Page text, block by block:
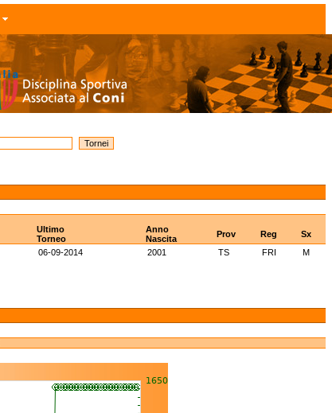
Ultimo
Torneo
Anno
Nascita
Prov Reg
Sx
06-09-2014 2001 TS FRI
M